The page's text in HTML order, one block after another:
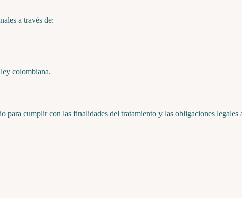
a través de:
colombiana.
para cumplir con las finalidades del tratamiento y las obligaciones legales